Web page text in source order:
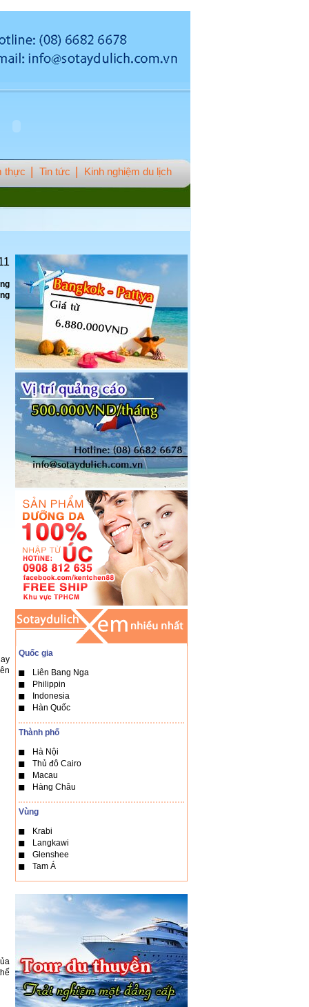
thực Tin tức Kinh nghiệm du lịch
Quốc gia
Liên Bang Nga
Philippin
Indonesia
Hàn Quốc
Thành phố
Hà Nội
Thủ đô Cairo
Macau
Hàng Châu
Vùng
Krabi
Langkawi
Glenshee
Tam Á